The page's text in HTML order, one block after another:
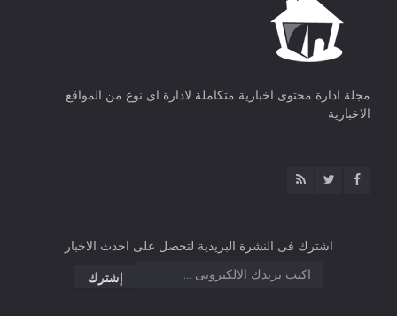
مجلة ادارة محتوى اخبارية متكاملة لادارة اى نوع من المواقع
الاخبارية
اشترك فى النشرة البريدية لتحصل على احدث الاخبار